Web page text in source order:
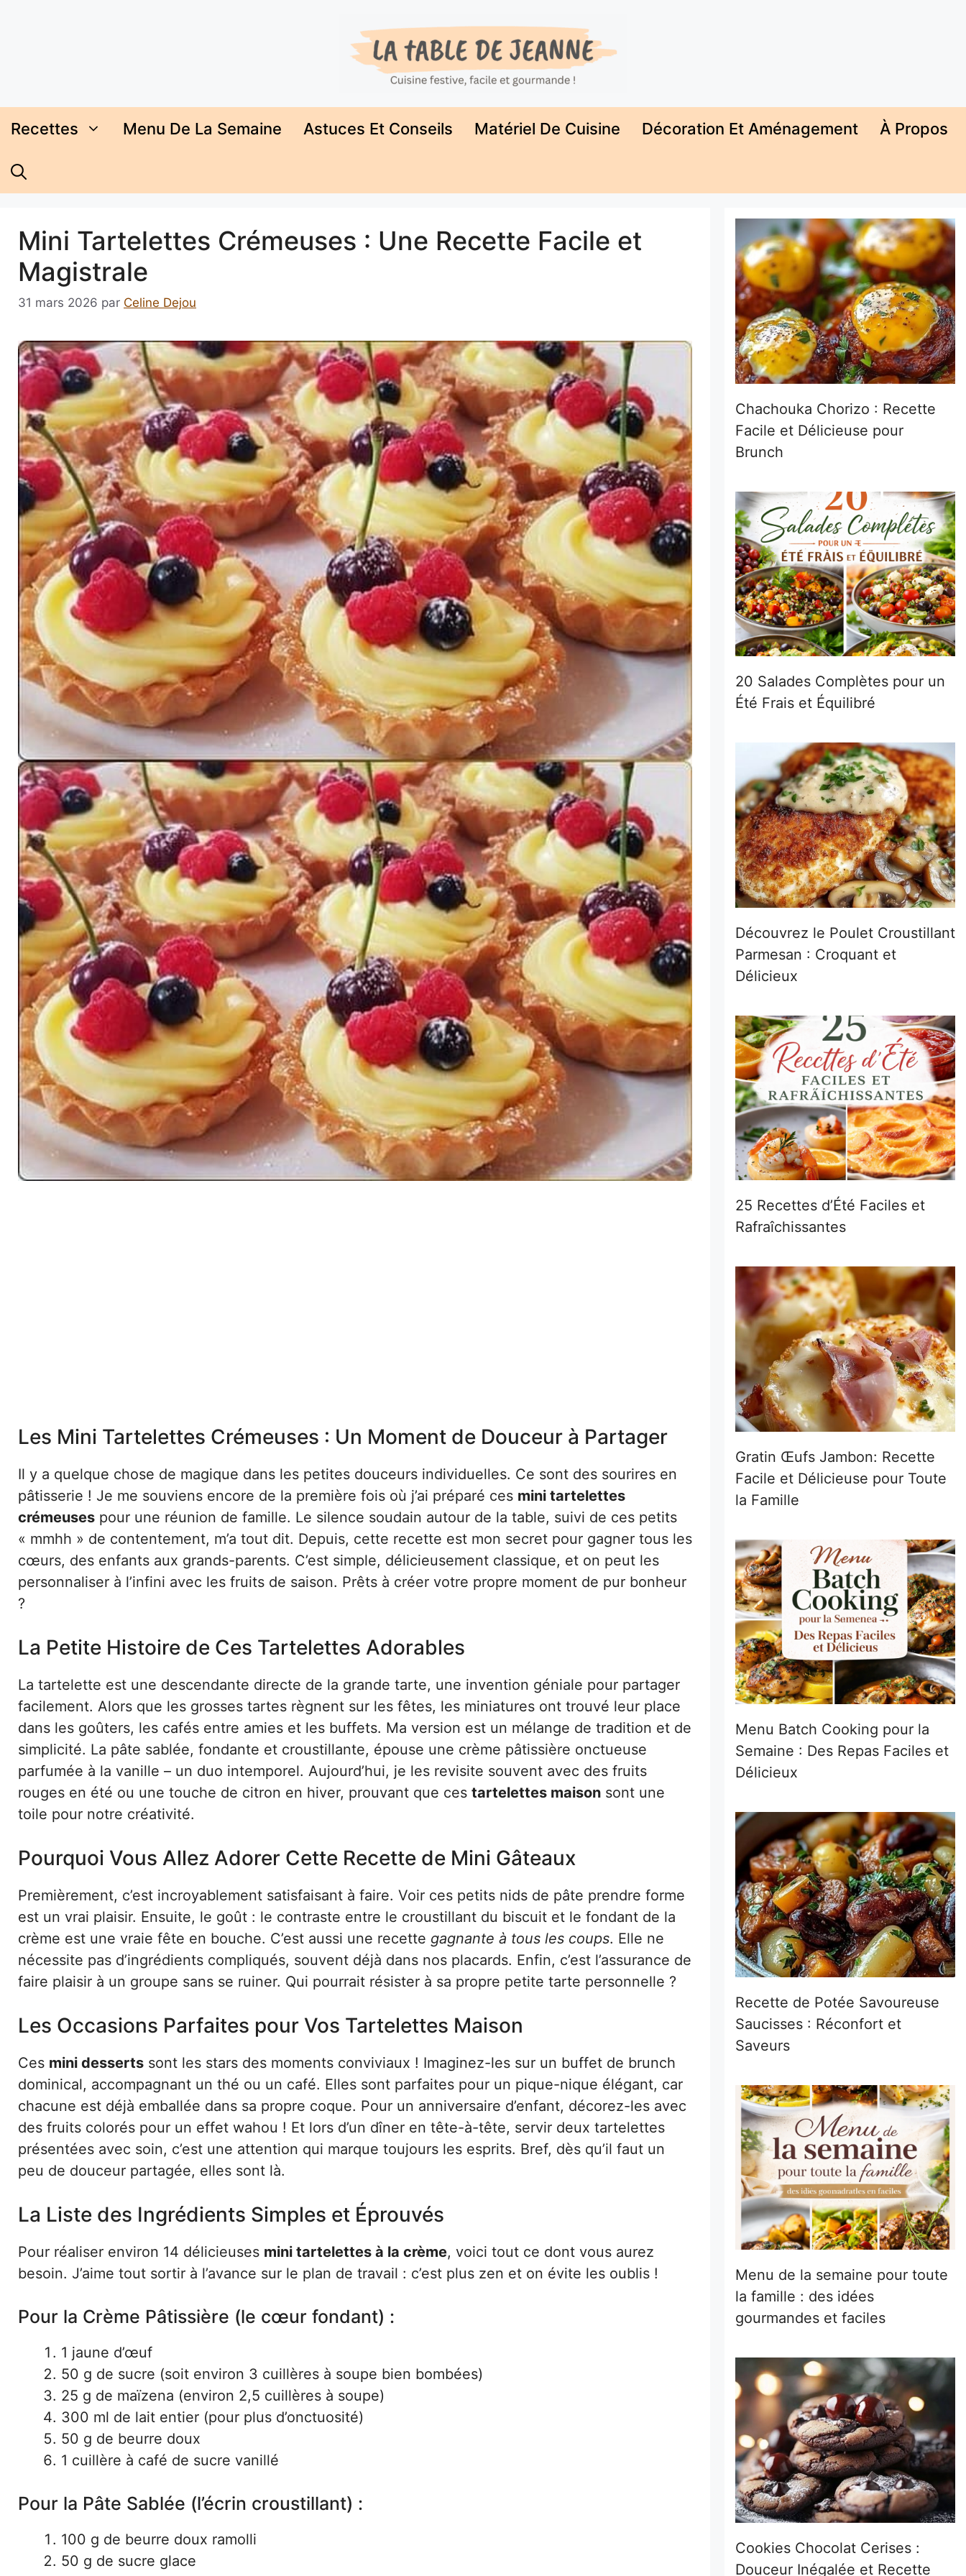
Recettes Menu De La Semaine Astuces Et Conseils Matériel De Cuisine Décoration Et Aménagement À Propos
Mini Tartelettes Crémeuses : Une Recette Facile et
Magistrale
31 mars 2026 par Celine Dejou
Les Mini Tartelettes Crémeuses : Un Moment de Douceur à Partager
Il y a quelque chose de magique dans les petites douceurs individuelles. Ce sont des sourires en
pâtisserie ! Je me souviens encore de la première fois où j’ai préparé ces mini tartelettes
crémeuses pour une réunion de famille. Le silence soudain autour de la table, suivi de ces petits
« mmhh » de contentement, m’a tout dit. Depuis, cette recette est mon secret pour gagner tous les
cœurs, des enfants aux grands-parents. C’est simple, délicieusement classique, et on peut les
personnaliser à l’infini avec les fruits de saison. Prêts à créer votre propre moment de pur bonheur
?
La Petite Histoire de Ces Tartelettes Adorables
La tartelette est une descendante directe de la grande tarte, une invention géniale pour partager
facilement. Alors que les grosses tartes règnent sur les fêtes, les miniatures ont trouvé leur place
dans les goûters, les cafés entre amies et les buffets. Ma version est un mélange de tradition et de
simplicité. La pâte sablée, fondante et croustillante, épouse une crème pâtissière onctueuse
parfumée à la vanille – un duo intemporel. Aujourd’hui, je les revisite souvent avec des fruits
rouges en été ou une touche de citron en hiver, prouvant que ces tartelettes maison sont une
toile pour notre créativité.
Pourquoi Vous Allez Adorer Cette Recette de Mini Gâteaux
Premièrement, c’est incroyablement satisfaisant à faire. Voir ces petits nids de pâte prendre forme
est un vrai plaisir. Ensuite, le goût : le contraste entre le croustillant du biscuit et le fondant de la
crème est une vraie fête en bouche. C’est aussi une recette gagnante à tous les coups. Elle ne
nécessite pas d’ingrédients compliqués, souvent déjà dans nos placards. Enfin, c’est l’assurance de
faire plaisir à un groupe sans se ruiner. Qui pourrait résister à sa propre petite tarte personnelle ?
Les Occasions Parfaites pour Vos Tartelettes Maison
Ces mini desserts sont les stars des moments conviviaux ! Imaginez-les sur un buffet de brunch
dominical, accompagnant un thé ou un café. Elles sont parfaites pour un pique-nique élégant, car
chacune est déjà emballée dans sa propre coque. Pour un anniversaire d’enfant, décorez-les avec
des fruits colorés pour un effet wahou ! Et lors d’un dîner en tête-à-tête, servir deux tartelettes
présentées avec soin, c’est une attention qui marque toujours les esprits. Bref, dès qu’il faut un
peu de douceur partagée, elles sont là.
La Liste des Ingrédients Simples et Éprouvés
Pour réaliser environ 14 délicieuses mini tartelettes à la crème, voici tout ce dont vous aurez
besoin. J’aime tout sortir à l’avance sur le plan de travail : c’est plus zen et on évite les oublis !
Pour la Crème Pâtissière (le cœur fondant) :
1 jaune d’œuf
50 g de sucre (soit environ 3 cuillères à soupe bien bombées)
25 g de maïzena (environ 2,5 cuillères à soupe)
300 ml de lait entier (pour plus d’onctuosité)
50 g de beurre doux
1 cuillère à café de sucre vanillé
Pour la Pâte Sablée (l’écrin croustillant) :
100 g de beurre doux ramolli
50 g de sucre glace
Chachouka Chorizo : Recette
Facile et Délicieuse pour
Brunch
20 Salades Complètes pour un
Été Frais et Équilibré
Découvrez le Poulet Croustillant
Parmesan : Croquant et
Délicieux
25 Recettes d’Été Faciles et
Rafraîchissantes
Gratin Œufs Jambon: Recette
Facile et Délicieuse pour Toute
la Famille
Menu Batch Cooking pour la
Semaine : Des Repas Faciles et
Délicieux
Recette de Potée Savoureuse
Saucisses : Réconfort et
Saveurs
Menu de la semaine pour toute
la famille : des idées
gourmandes et faciles
Cookies Chocolat Cerises :
Douceur Inégalée et Recette